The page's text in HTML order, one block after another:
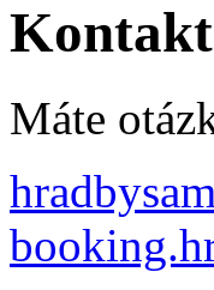
Kontakt
Máte